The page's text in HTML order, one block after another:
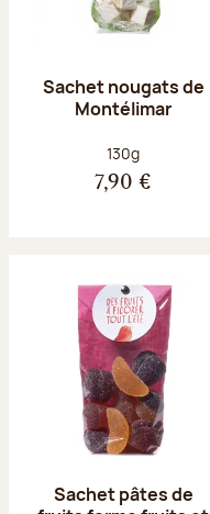
Sachet nougats de
Montélimar
Poids net :
130g
7,90 €
Sachet pâtes de